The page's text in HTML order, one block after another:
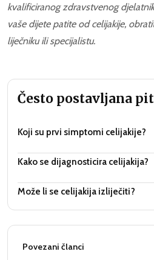
kvalificiranog zdravstvenog
vaše dijete patite od celijakije,
liječniku ili specijalistu.
Često postavljana
Koji su prvi simptomi celijakije?
Kako se dijagnosticira celijakija?
Može li se celijakija izliječiti?
Povezani članci